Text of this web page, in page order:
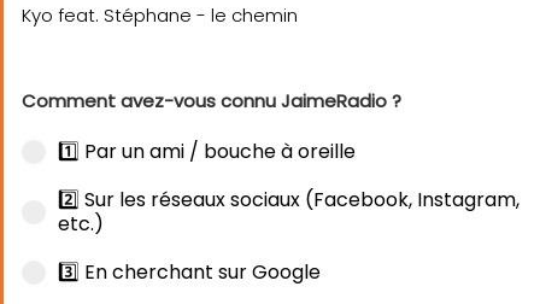
Comment avez-vous connu JaimeRadio ?
1️⃣ Par un ami / bouche à oreille
2️⃣ Sur les réseaux sociaux (Facebook, Instagram,
etc.)
3️⃣ En cherchant sur Google